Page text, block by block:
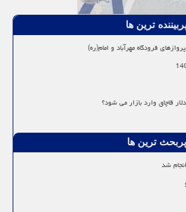
ترین ها
فرودگاه مهرآباد و امام(ره)
قاچاق وارد بازار می شود؟
پربحث ترین ها
شد